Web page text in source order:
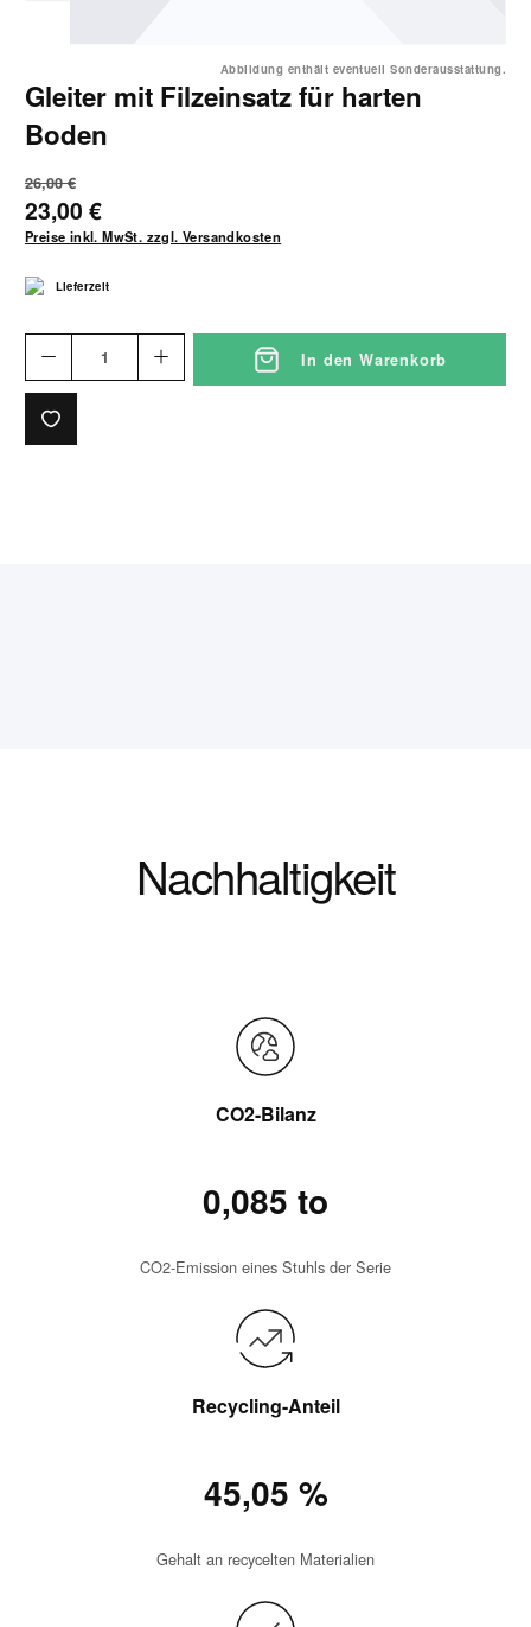
Abbildung enthält eventuell Sonderausstattung.
Gleiter mit Filzeinsatz für harten
Boden
23,00 €
26,00 €
Preise inkl. MwSt. zzgl. Versandkosten
Lieferzeit
In den Warenkorb
Nachhaltigkeit
CO2-Bilanz
0,085 to
CO2-Emission eines Stuhls der Serie
Recycling-Anteil
45,05 %
Gehalt an recycelten Materialien